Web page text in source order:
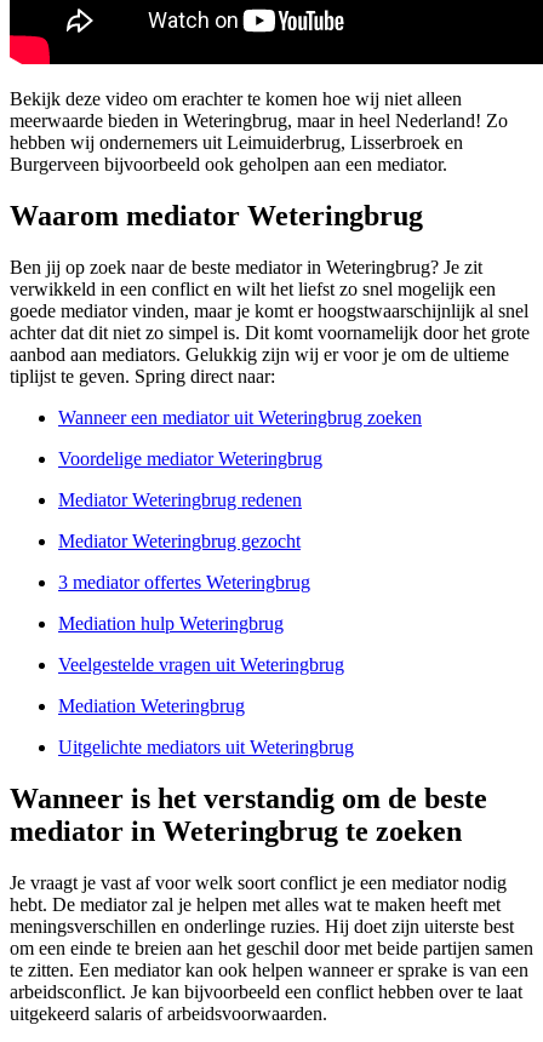
Bekijk deze video om erachter te komen hoe wij niet alleen
meerwaarde bieden in Weteringbrug, maar in heel Nederland! Zo
hebben wij ondernemers uit Leimuiderbrug, Lisserbroek en
Burgerveen bijvoorbeeld ook geholpen aan een mediator.
Waarom mediator Weteringbrug
Ben jij op zoek naar de beste mediator in Weteringbrug? Je zit
verwikkeld in een conflict en wilt het liefst zo snel mogelijk een
goede mediator vinden, maar je komt er hoogstwaarschijnlijk al snel
achter dat dit niet zo simpel is. Dit komt voornamelijk door het grote
aanbod aan mediators. Gelukkig zijn wij er voor je om de ultieme
tiplijst te geven. Spring direct naar:
Wanneer een mediator uit Weteringbrug zoeken
Voordelige mediator Weteringbrug
Mediator Weteringbrug redenen
Mediator Weteringbrug gezocht
3 mediator offertes Weteringbrug
Mediation hulp Weteringbrug
Veelgestelde vragen uit Weteringbrug
Mediation Weteringbrug
Uitgelichte mediators uit Weteringbrug
Wanneer is het verstandig om de beste
mediator in Weteringbrug te zoeken
Je vraagt je vast af voor welk soort conflict je een mediator nodig
hebt. De mediator zal je helpen met alles wat te maken heeft met
meningsverschillen en onderlinge ruzies. Hij doet zijn uiterste best
om een einde te breien aan het geschil door met beide partijen samen
te zitten. Een mediator kan ook helpen wanneer er sprake is van een
arbeidsconflict. Je kan bijvoorbeeld een conflict hebben over te laat
uitgekeerd salaris of arbeidsvoorwaarden.